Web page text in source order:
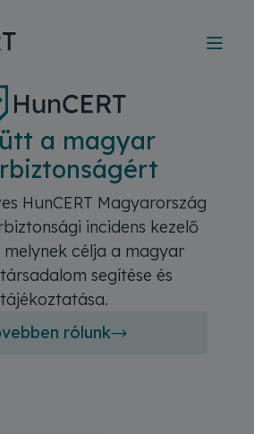
a magyar
HunCERT Magyarország
incidens kezelő
célja a magyar
segítése és
tájékoztatása.
rólunk